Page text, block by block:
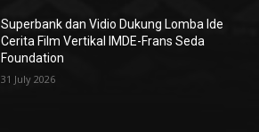
Superbank dan Vidio Dukung Lomba Ide
Cerita Film Vertikal IMDE-Frans Seda
Foundation
31 July 2026